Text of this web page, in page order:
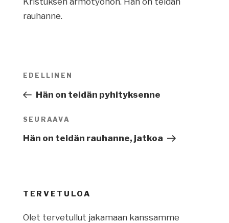
rauhanne.
Artikkelien
Edellinen
artikkeli
EDELLINEN
Hän on teidän pyhityksenne
Seuraava
artikkeli
SEURAAVA
Hän on teidän rauhanne, jatkoa
TERVETULOA
Olet tervetullut jakamaan kanssamme